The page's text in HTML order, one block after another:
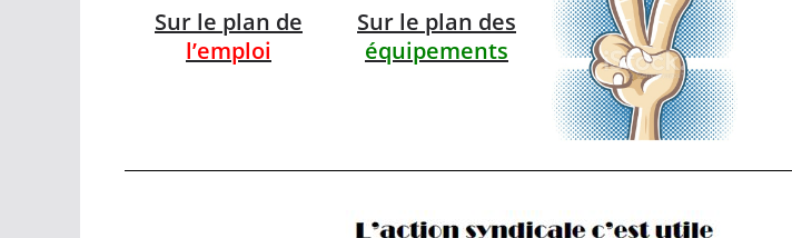
Sur le plan de
l’emploi
Sur le plan des
équipements